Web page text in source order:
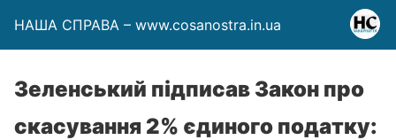
НАША СПРАВА – www.cosanostra.in.ua
Зеленський підписав Закон про
скасування 2% єдиного податку: